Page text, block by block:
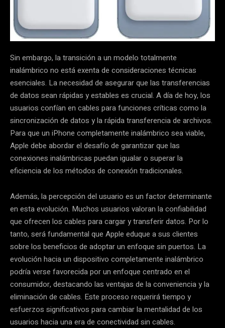
Sin embargo, la transición a un modelo totalmente
inalámbrico no está exenta de consideraciones técnicas
esenciales. La necesidad de asegurar que las transferencias
de datos sean rápidas y estables es crucial. A día de hoy, los
usuarios confían en cables para funciones críticas como la
sincronización de datos y la rápida transferencia de archivos.
Para que un iPhone completamente inalámbrico sea viable,
Apple debe abordar el desafío de garantizar que las
conexiones inalámbricas puedan igualar o superar la
eficiencia de los métodos de conexión tradicionales.
Además, la percepción del usuario es un factor determinante
en esta evolución. Muchos usuarios valoran la confiabilidad
que ofrecen los cables para cargar y transferir datos. Por lo
tanto, será fundamental que Apple eduque a sus clientes
sobre los beneficios de adoptar un enfoque sin puertos. La
evolución hacia un dispositivo completamente inalámbrico
podría verse favorecida por un enfoque centrado en el
consumidor, destacando las ventajas de la conveniencia y la
eliminación de cables. Este proceso requerirá tiempo y
esfuerzos significativos para cambiar la mentalidad de los
usuarios hacia una era de conectividad sin cables.